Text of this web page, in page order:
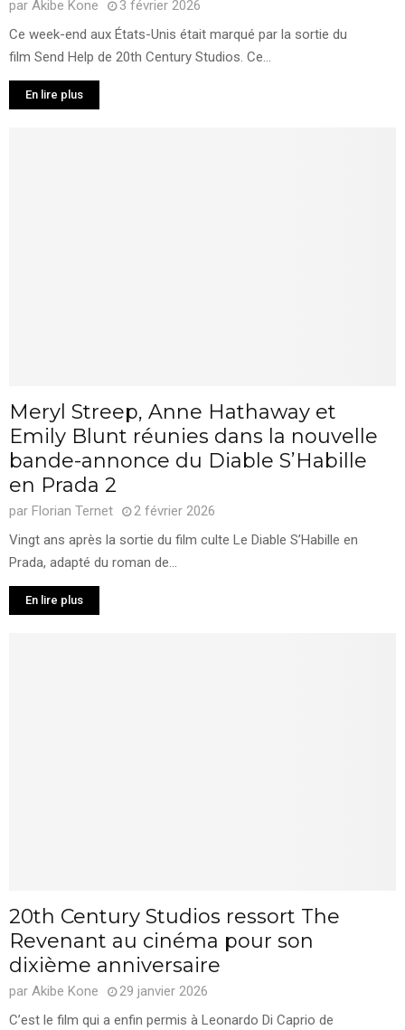
par Akibe Kone
3 février 2026
Ce week-end aux États-Unis était marqué par la sortie du
film Send Help de 20th Century Studios. Ce...
En lire plus
Meryl Streep, Anne Hathaway et
Emily Blunt réunies dans la nouvelle
bande-annonce du Diable S’Habille
en Prada 2
par Florian Ternet
2 février 2026
Vingt ans après la sortie du film culte Le Diable S’Habille en
Prada, adapté du roman de...
En lire plus
20th Century Studios ressort The
Revenant au cinéma pour son
dixième anniversaire
par Akibe Kone
29 janvier 2026
C’est le film qui a enfin permis à Leonardo Di Caprio de